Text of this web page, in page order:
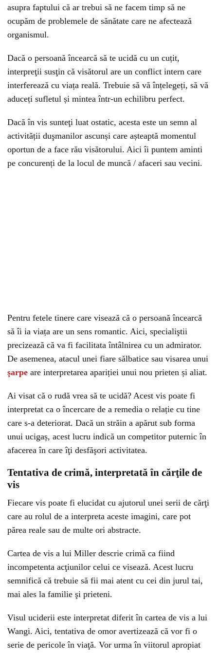
asupra faptului că ar trebui să ne facem timp să ne
ocupăm de problemele de sănătate care ne afectează
organismul.
Dacă o persoană încearcă să te ucidă cu un cuțit,
interpreţii susţin că visătorul are un conflict intern care
interferează cu viața reală. Trebuie să vă înțelegeți, să vă
aduceți sufletul și mintea într-un echilibru perfect.
Dacă în vis sunteţi luat ostatic, acesta este un semn al
activității duşmanilor ascunși care așteaptă momentul
oportun de a face rău visătorului. Aici îi puntem aminti
pe concurenți de la locul de muncă / afaceri sau vecini.
Pentru fetele tinere care visează că o persoană încearcă
să îi ia viața are un sens romantic. Aici, specialiştii
precizează că va fi facilitata întâlnirea cu un admirator.
De asemenea, atacul unei fiare sălbatice sau visarea unui
şarpe are interpretarea apariției unui nou prieten și aliat.
Ai visat că o rudă vrea să te ucidă? Acest vis poate fi
interpretat ca o încercare de a remedia o relație cu tine
care s-a deteriorat. Dacă un străin a apărut sub forma
unui ucigaș, acest lucru indică un competitor puternic în
afacerea în care îţi desfăşori activitatea.
Tentativa de crimă, interpretată în cărţile de
vis
Fiecare vis poate fi elucidat cu ajutorul unei serii de cărţi
care au rolul de a interpreta aceste imagini, care pot
părea reale sau de multe ori abstracte.
Cartea de vis a lui Miller descrie crimă ca fiind
incompetenta acţiunilor celui ce visează. Acest lucru
semnifică că trebuie să fii mai atent cu cei din jurul tai,
mai ales la familie şi prieteni.
Visul uciderii este interpretat diferit în cartea de vis a lui
Wangi. Aici, tentativa de omor avertizează că vor fi o
serie de pericole în viaţă. Vor urma în viitorul apropiat